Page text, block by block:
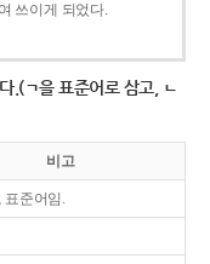
쓰이게 되었다.
.(ㄱ을 표준어로 삼고, ㄴ
비고
표준어임.